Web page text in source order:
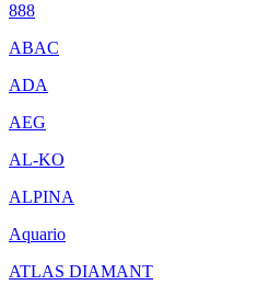
888
ABAC
ADA
AEG
AL-KO
ALPINA
Aquario
ATLAS DIAMANT